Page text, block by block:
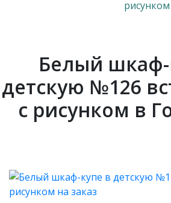
рисунком
Белый шкаф-
детскую №126
с рисунком в